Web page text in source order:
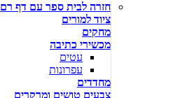
חזרה לבית ספר עם דף רם
ציוד למורים
מחקים
מכשירי כתיבה
עטים
עפרונות
מחדדים
צבעים טושים ומרקרים